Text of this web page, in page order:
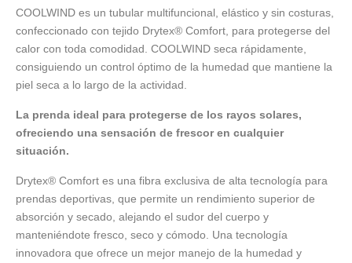
COOLWIND es un tubular multifuncional, elástico y sin costuras,
confeccionado con tejido Drytex® Comfort, para protegerse del
calor con toda comodidad. COOLWIND seca rápidamente,
consiguiendo un control óptimo de la humedad que mantiene la
piel seca a lo largo de la actividad.
La prenda ideal para protegerse de los rayos solares,
ofreciendo una sensación de frescor en cualquier
situación.
Drytex® Comfort es una fibra exclusiva de alta tecnología para
prendas deportivas, que permite un rendimiento superior de
absorción y secado, alejando el sudor del cuerpo y
manteniéndote fresco, seco y cómodo. Una tecnología
innovadora que ofrece un mejor manejo de la humedad y